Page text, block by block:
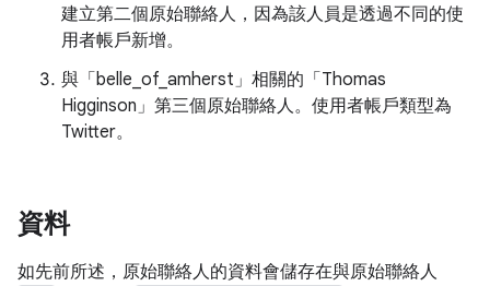
建立第二個原始聯絡人，因為該人員是透過不同的使
用者帳戶新增。
與「belle_of_amherst」相關的「Thomas
Higginson」第三個原始聯絡人。使用者帳戶類型為
Twitter。
資料
如先前所述，原始聯絡人的資料會儲存在與原始聯絡人